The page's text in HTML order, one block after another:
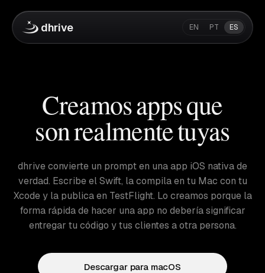
dhrive EN PT ES
Creamos apps que
son realmente tuyas
dhrive convierte un prompt en una app iOS nativa de
verdad. Escribe el Swift, la compila en tu Mac con tu
Xcode y la publica en TestFlight. Lo creamos porque la
forma rápida de hacer una app no debería significar
entregar tu código y tus clientes a otra persona.
Descargar para macOS